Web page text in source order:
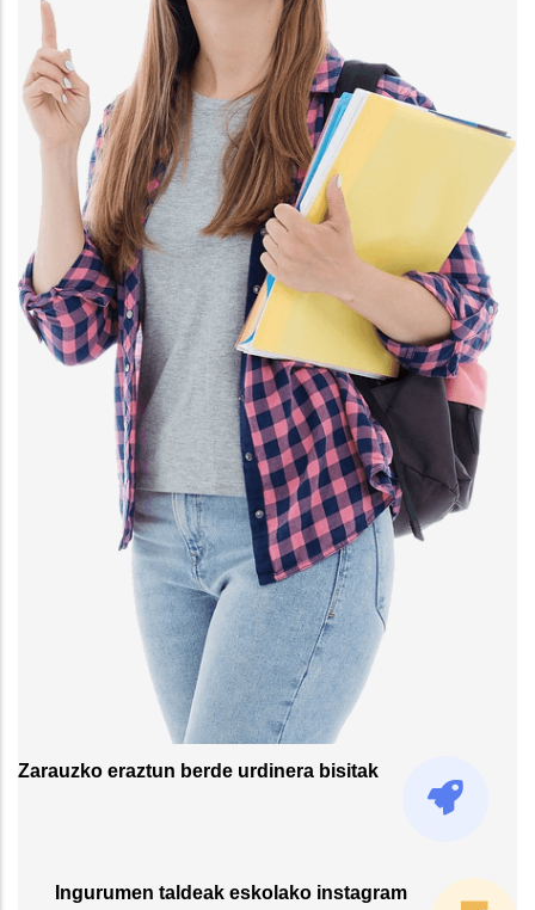
Zarauzko eraztun berde urdinera bisitak
Ingurumen taldeak eskolako instagram